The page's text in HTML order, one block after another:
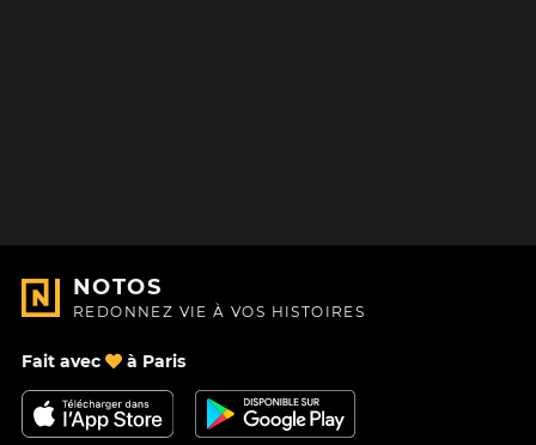
NOTOS
REDONNEZ VIE À VOS HISTOIRES
Fait avec à Paris